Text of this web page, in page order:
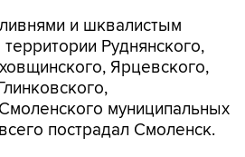
и шквалистым
Руднянского,
Ярцевского,
муниципальных
пострадал Смоленск.